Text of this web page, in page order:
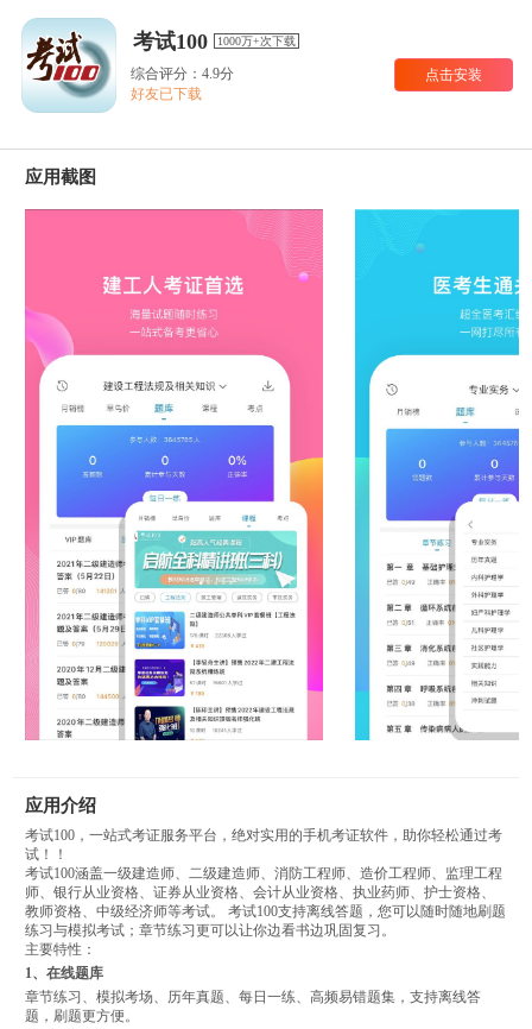
考试100 1000万+次下载
综合评分：4.9分
好友已下载
点击安装
应用截图
应用介绍
考试100，一站式考证服务平台，绝对实用的手机考证软件，助你轻松通过考
试！！
考试100涵盖一级建造师、二级建造师、消防工程师、造价工程师、监理工程
师、银行从业资格、证券从业资格、会计从业资格、执业药师、护士资格、
教师资格、中级经济师等考试。 考试100支持离线答题，您可以随时随地刷题
练习与模拟考试；章节练习更可以让你边看书边巩固复习。
主要特性：
1、在线题库
章节练习、模拟考场、历年真题、每日一练、高频易错题集，支持离线答
题，刷题更方便。